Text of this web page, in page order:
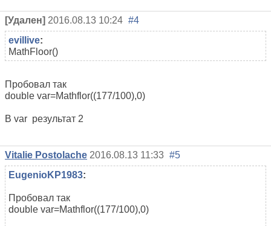
[Удален] 2016.08.13 10:24 #4
evillive:
MathFloor()
Пробовал так
double var=Mathflor((177/100),0)
В var результат 2
Vitalie Postolache 2016.08.13 11:33 #5
EugenioKP1983:
Пробовал так
double var=Mathflor((177/100),0)